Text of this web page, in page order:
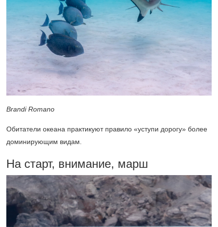
Brandi Romano
Обитатели океана практикуют правило «уступи дорогу» более
доминирующим видам.
На старт, внимание, марш